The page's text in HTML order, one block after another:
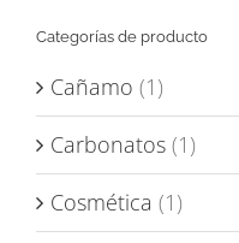
Categorías de producto
Cañamo (1)
Carbonatos (1)
Cosmética (1)